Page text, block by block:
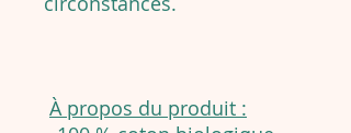
À propos du produit :